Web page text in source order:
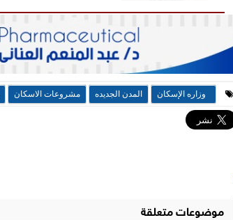
وزاره الإسكان المدن الجديده مشروعات الاسكان
موضوعات متعلقة